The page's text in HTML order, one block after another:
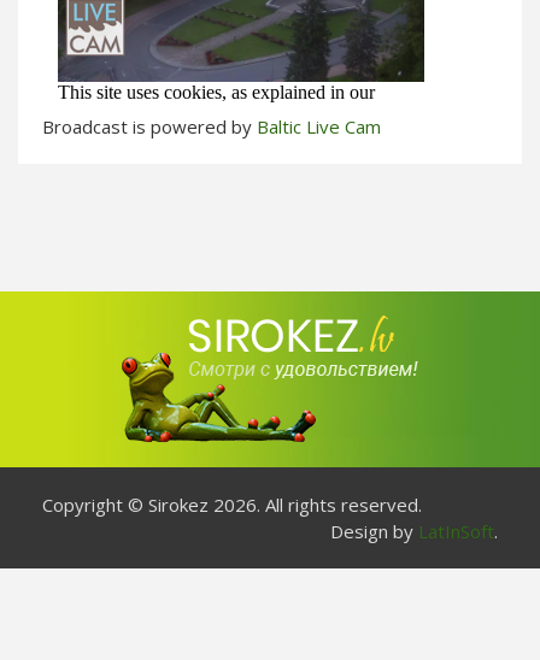
Broadcast is powered by Baltic Live Cam
Copyright © Sirokez 2026. All rights reserved.
Design by LatInSoft.